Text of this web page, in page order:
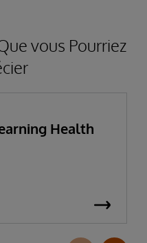
vous Pourriez
Health